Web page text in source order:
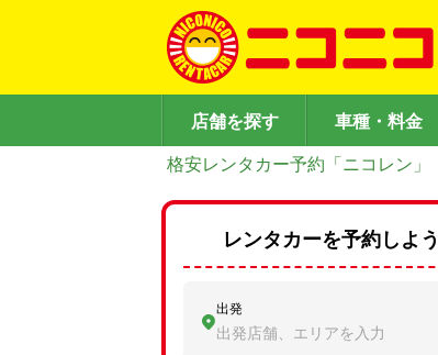
店舗を探す 車種・料金
格安レンタカー予約「ニコレン」
レンタカーを予約しよう
出発
出発店舗、エリアを入力